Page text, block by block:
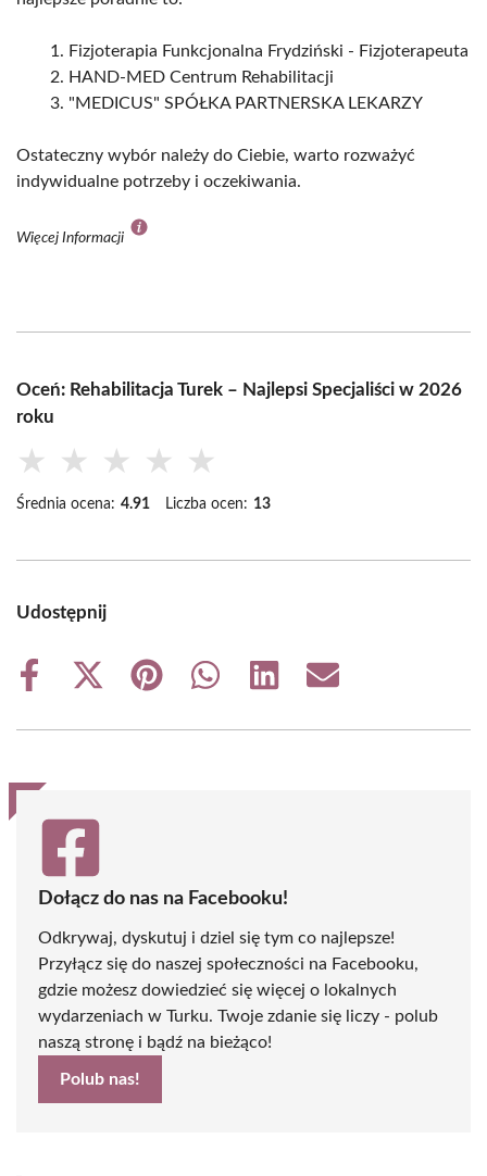
Fizjoterapia Funkcjonalna Frydziński - Fizjoterapeuta
HAND-MED Centrum Rehabilitacji
"MEDICUS" SPÓŁKA PARTNERSKA LEKARZY
Ostateczny wybór należy do Ciebie, warto rozważyć
indywidualne potrzeby i oczekiwania.
Więcej Informacji
Oceń: Rehabilitacja Turek – Najlepsi Specjaliści w 2026
roku
★ ★ ★ ★ ★
Średnia ocena: 4.91 Liczba ocen: 13
Udostępnij
Share
Share
(Twitter)
Share
Share
Share
Share
Dołącz do nas na Facebooku!
Odkrywaj, dyskutuj i dziel się tym co najlepsze!
Przyłącz się do naszej społeczności na Facebooku,
gdzie możesz dowiedzieć się więcej o lokalnych
wydarzeniach w Turku. Twoje zdanie się liczy - polub
naszą stronę i bądź na bieżąco!
Polub nas!